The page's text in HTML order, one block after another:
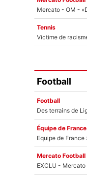
Tennis
Football
Football
Équipe de France
Mercato Football